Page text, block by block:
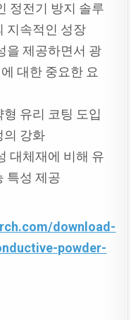
정전기 방지 솔루
지속적인 성장
을 제공하면서 광
대한 중요한 요
유리 코팅 도입
의 강화
대체재에 비해 유
특성 제공
download-
powder-